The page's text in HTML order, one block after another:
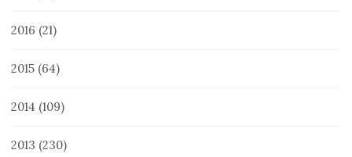
2016 (21)
2015 (64)
2014 (109)
2013 (230)